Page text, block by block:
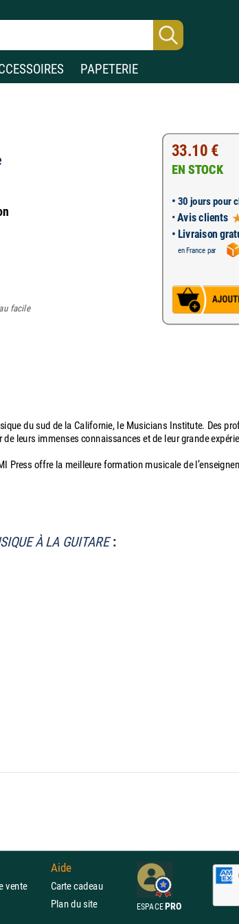
PAPETERIE
facile
33.10 €
EN STOCK
• 30 jours pour
•Avis clients
• Livraison
en France par
du sud de la Californie, le Musicians Institute. Des
leurs immenses connaissances et de leur grande
Press offre la meilleure formation musicale de
À LA GUITARE:
vente
Aide
Carte cadeau
Plan du site
ESPACEPRO